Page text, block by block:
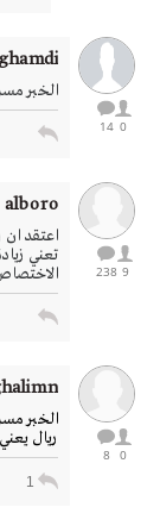
0
14
الخبر
9
238
alboro
اعتقد ان
تعني
0
8
ريال
1